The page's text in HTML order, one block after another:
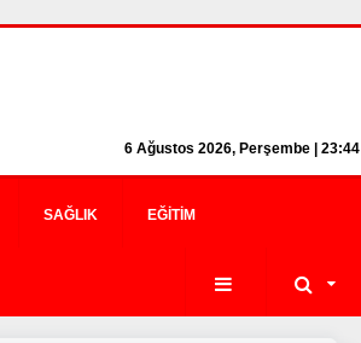
6 Ağustos 2026, Perşembe | 23:44
SAĞLIK EĞITIM